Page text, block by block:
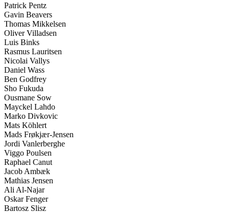
Patrick Pentz
Gavin Beavers
Thomas Mikkelsen
Oliver Villadsen
Luis Binks
Rasmus Lauritsen
Nicolai Vallys
Daniel Wass
Ben Godfrey
Sho Fukuda
Ousmane Sow
Mayckel Lahdo
Marko Divkovic
Mats Köhlert
Mads Frøkjær-Jensen
Jordi Vanlerberghe
Viggo Poulsen
Raphael Canut
Jacob Ambæk
Mathias Jensen
Ali Al-Najar
Oskar Fenger
Bartosz Slisz